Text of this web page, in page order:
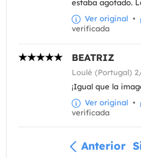
estaba agotado.
Ver original •
verificada
BEATRIZ
Loulé (Portugal)
¡Igual que la
Ver original •
verificada
Anterior